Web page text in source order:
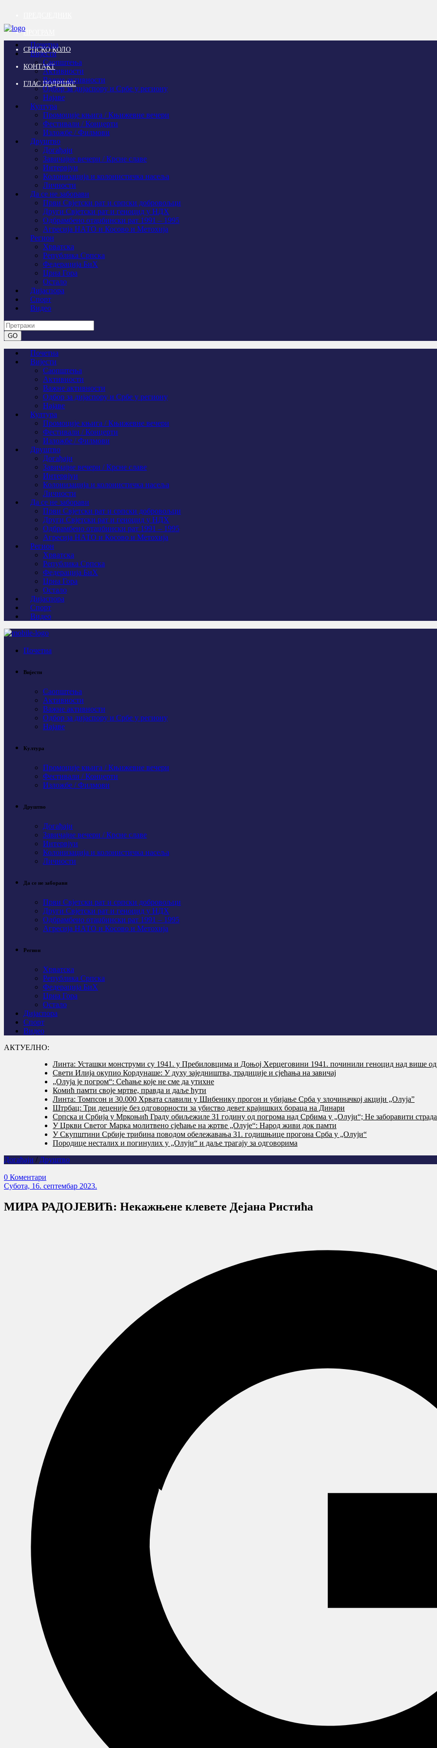
ПРОГРАМ
СРПСКО КОЛО
КОНТАКТ
ГЛАС ПОДРШКЕ
Почетна
Вијести
Саопштења
Активности
Важне активности
Одбор за дијаспору и Србе у региону
Најаве
Култура
Промоције књига / Књижевне вечери
Фестивали / Концерти
Изложбе / Филмови
Друштво
Догађаји
Завичајне вечери / Крсне славе
Интервјуи
Колонизација и колонистичка насеља
Личности
Да се не заборави
Први Свјeтски рат и српски добровољци
Други Свјетски рат и геноцид у НДХ
Одбрамбено отаџбински рат 1991 – 1995
Агресија НАТО и Косово и Метохија
Регион
Хрватска
Република Српска
Федерација БиХ
Црна Гора
Остало
Дијаспора
Спорт
Видео
Почетна
Вијести
Саопштења
Активности
Важне активности
Одбор за дијаспору и Србе у региону
Најаве
Култура
Промоције књига / Књижевне вечери
Фестивали / Концерти
Изложбе / Филмови
Друштво
Догађаји
Завичајне вечери / Крсне славе
Интервјуи
Колонизација и колонистичка насеља
Личности
Да се не заборави
Први Свјeтски рат и српски добровољци
Други Свјетски рат и геноцид у НДХ
Одбрамбено отаџбински рат 1991 – 1995
Агресија НАТО и Косово и Метохија
Регион
Хрватска
Република Српска
Федерација БиХ
Црна Гора
Остало
Дијаспора
Спорт
Видео
Почетна
Вијести
Саопштења
Активности
Важне активности
Одбор за дијаспору и Србе у региону
Најаве
Култура
Промоције књига / Књижевне вечери
Фестивали / Концерти
Изложбе / Филмови
Друштво
Догађаји
Завичајне вечери / Крсне славе
Интервјуи
Колонизација и колонистичка насеља
Личности
Да се не заборави
Први Свјeтски рат и српски добровољци
Други Свјетски рат и геноцид у НДХ
Одбрамбено отаџбински рат 1991 – 1995
Агресија НАТО и Косово и Метохија
Регион
Хрватска
Република Српска
Федерација БиХ
Црна Гора
Остало
Дијаспора
Спорт
Видео
АКТУЕЛНО:
Линта: Усташки монструми су 1941. у Пребиловцима и Доњој Херцеговини 1941. починили геноцид над више
Свети Илија окупио Кордунаше: У духу заједништва, традиције и сјећања на завичај
„Олуја је погром“: Сећање које не сме да утихне
Комић памти своје мртве, правда и даље ћути
Линта: Томпсон и 30.000 Хрвата славили у Шибенику прогон и убијање Срба у злочиначкој акцији „Олуја”
Штрбац: Три деценије без одговорности за убиство девет крајишких бораца на Динари
Српска и Србија у Мркоњић Граду обиљежиле 31 годину од погрома над Србима у „Олуји“; Не заборавити
У Цркви Светог Марка молитвено сјећање на жртве „Олује“: Народ живи док памти
У Скупштини Србије трибина поводом обележавања 31. годишњице прогона Срба у „Олуји“
Породице несталих и погинулих у „Олуји“ и даље трагају за одговорима
Догађаји / Друштво
0 Коментари
Субота, 16. септембар 2023.
МИРА РАДОЈЕВИЋ: Некажњене клевете Дејана Ристића